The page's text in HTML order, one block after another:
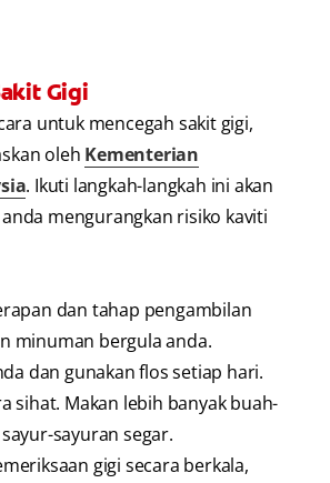
Gigi
untuk mencegah sakit gigi,
oleh Kementerian
. Ikuti langkah-langkah ini akan
mengurangkan risiko kaviti
dan tahap pengambilan
minuman bergula anda.
dan gunakan flos setiap hari.
sihat. Makan lebih banyak buah-
sayuran segar.
gigi secara berkala,